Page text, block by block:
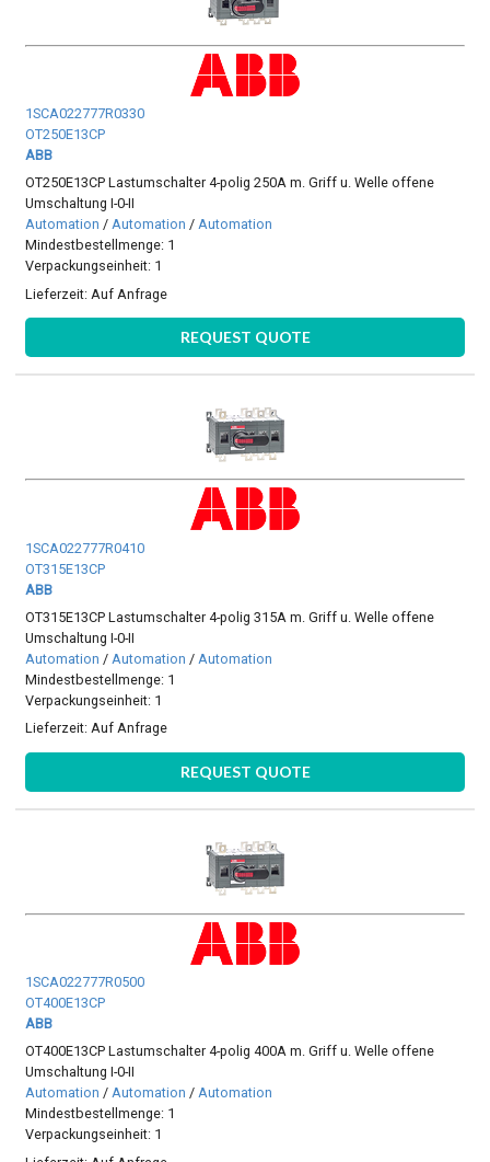
1SCA022777R0330
OT250E13CP
ABB
OT250E13CP Lastumschalter 4-polig 250A m. Griff u. Welle offene
Umschaltung I-0-II
Automation /Automation /Automation
Mindestbestellmenge: 1
Verpackungseinheit: 1
Lieferzeit: Auf Anfrage
REQUEST QUOTE
1SCA022777R0410
OT315E13CP
ABB
OT315E13CP Lastumschalter 4-polig 315A m. Griff u. Welle offene
Umschaltung I-0-II
Automation / Automation / Automation
Mindestbestellmenge: 1
Verpackungseinheit: 1
Lieferzeit:Auf Anfrage
REQUEST QUOTE
1SCA022777R0500
OT400E13CP
ABB
OT400E13CP Lastumschalter 4-polig 400A m. Griff u. Welle offene
Umschaltung I-0-II
Automation /Automation /Automation
Mindestbestellmenge: 1
Verpackungseinheit: 1